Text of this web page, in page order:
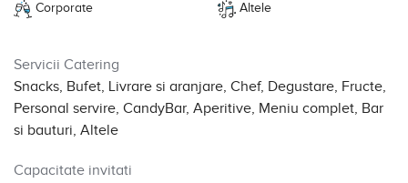
Corporate Altele
Servicii Catering
Snacks, Bufet, Livrare si aranjare, Chef, Degustare, Fructe,
Personal servire, CandyBar, Aperitive, Meniu complet, Bar
si bauturi, Altele
Capacitate invitati